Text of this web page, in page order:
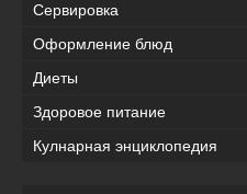
Сервировка
Оформление блюд
Диеты
Здоровое питание
Кулнарная энциклопедия